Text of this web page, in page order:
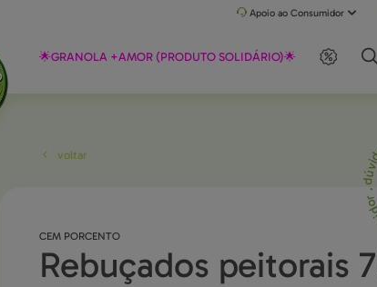
Envio grátis para encomendas acima de 30€ (Portugal Continental) | Faça a sua
Apoio ao Consumidor
🌟GRANOLA +AMOR (PRODUTO SOLIDÁRIO)🌟
voltar
CEM PORCENTO
rebuçados peitorais